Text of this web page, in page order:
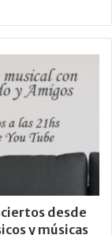
desde
y músicas